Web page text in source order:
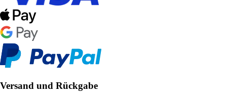
Versand und Rückgabe